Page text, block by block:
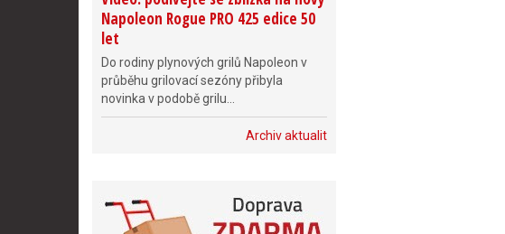
Napoleon Rogue PRO 425 edice 50
let
Do rodiny plynových grilů Napoleon v
průběhu grilovací sezóny přibyla
novinka v podobě grilu...
Archiv aktualit